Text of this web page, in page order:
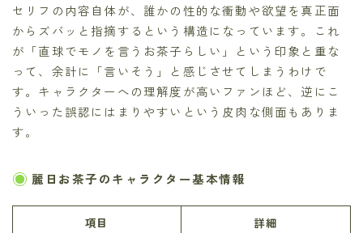
セリフの内容自体が、誰かの性的な衝動や欲望を真正面
からズバッと指摘するという構造になっています。これ
が「直球でモノを言うお茶子らしい」という印象と重な
って、余計に「言いそう」と感じさせてしまうわけで
す。キャラクターへの理解度が高いファンほど、逆にこ
ういった誤認にはまりやすいという皮肉な側面もありま
す。
麗日お茶子のキャラクター基本情報
項目 詳細